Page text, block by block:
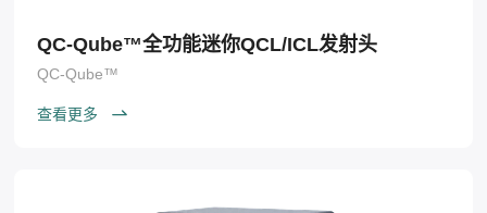
QC-Qube™全功能迷你QCL/ICL发射头
QC-Qube™
查看更多